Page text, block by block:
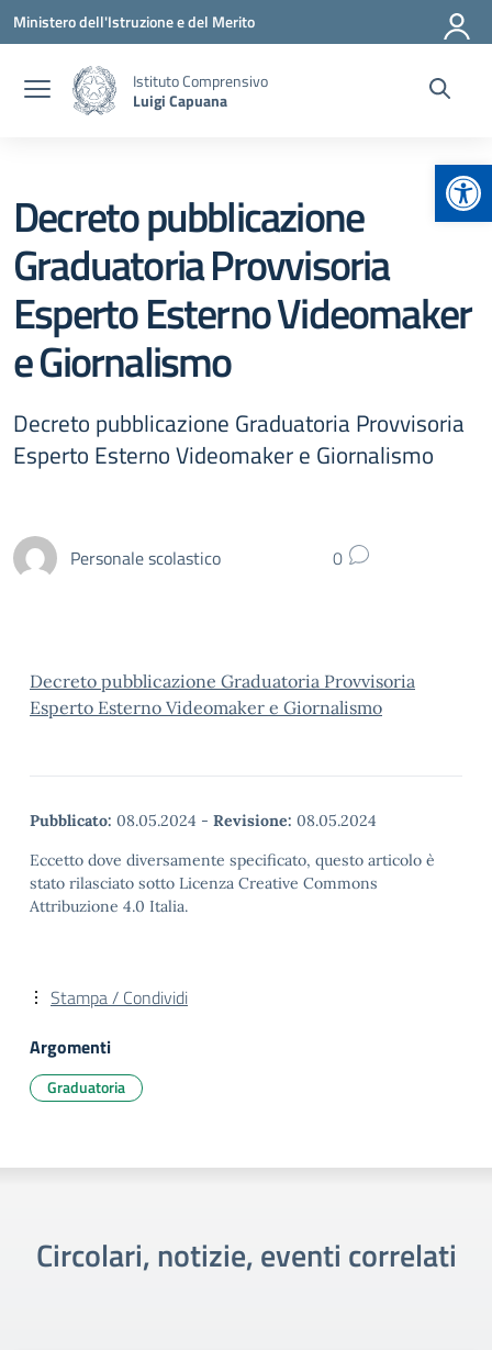
Vai ai contenuti
Vai al menu di navigazione
Vai al footer
Ministero dell'Istruzione e del Merito
Istituto Comprensivo
Luigi Capuana
Decreto pubblicazione
Graduatoria Provvisoria
Esperto Esterno Videomaker
e Giornalismo
Decreto pubblicazione Graduatoria Provvisoria
Esperto Esterno Videomaker e Giornalismo
Personale scolastico 0
Decreto pubblicazione Graduatoria Provvisoria
Esperto Esterno Videomaker e Giornalismo
Pubblicato: 08.05.2024 - Revisione: 08.05.2024
Eccetto dove diversamente specificato, questo articolo è
stato rilasciato sotto Licenza Creative Commons
Attribuzione 4.0 Italia.
Stampa / Condividi
Argomenti
Graduatoria
Circolari, notizie, eventi correlati